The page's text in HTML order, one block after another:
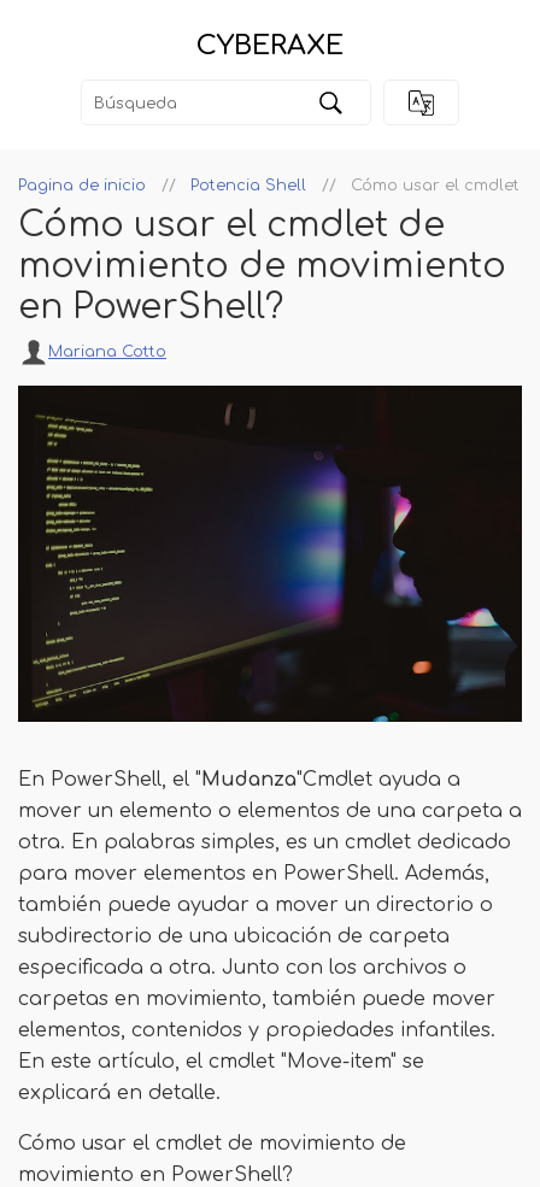
CYBERAXE
Pagina de inicio Potencia Shell Cómo usar el cmdlet
Cómo usar el cmdlet de
movimiento de movimiento
en PowerShell?
Mariana Cotto
En PowerShell, el "Mudanza"Cmdlet ayuda a
mover un elemento o elementos de una carpeta a
otra. En palabras simples, es un cmdlet dedicado
para mover elementos en PowerShell. Además,
también puede ayudar a mover un directorio o
subdirectorio de una ubicación de carpeta
especificada a otra. Junto con los archivos o
carpetas en movimiento, también puede mover
elementos, contenidos y propiedades infantiles.
En este artículo, el cmdlet "Move-item" se
explicará en detalle.
Cómo usar el cmdlet de movimiento de
movimiento en PowerShell?